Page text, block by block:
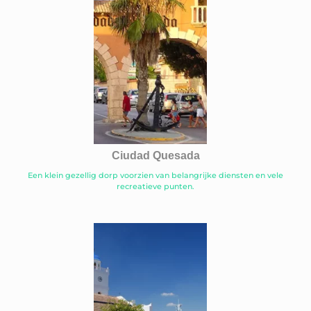
Ciudad Quesada
Een klein gezellig dorp voorzien van belangrijke diensten en vele
recreatieve punten.